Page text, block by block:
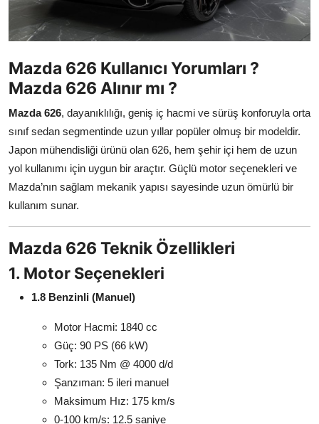
Sigorta & Kasko
Mazda 626 Kullanıcı Yorumları ?
Mazda 626 Alınır mı ?
Mazda 626, dayanıklılığı, geniş iç hacmi ve sürüş konforuyla orta
sınıf sedan segmentinde uzun yıllar popüler olmuş bir modeldir.
Japon mühendisliği ürünü olan 626, hem şehir içi hem de uzun
yol kullanımı için uygun bir araçtır. Güçlü motor seçenekleri ve
Mazda’nın sağlam mekanik yapısı sayesinde uzun ömürlü bir
kullanım sunar.
Mazda 626 Teknik Özellikleri
1. Motor Seçenekleri
1.8 Benzinli (Manuel)
Motor Hacmi: 1840 cc
Güç: 90 PS (66 kW)
Tork: 135 Nm @ 4000 d/d
Şanzıman: 5 ileri manuel
Maksimum Hız: 175 km/s
0-100 km/s: 12.5 saniye